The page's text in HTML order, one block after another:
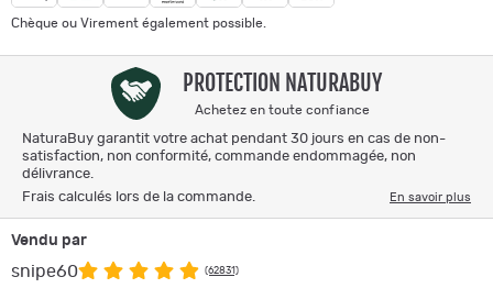
Chèque ou Virement également possible.
PROTECTION NATURABUY
Achetez en toute confiance
NaturaBuy garantit votre achat pendant 30 jours en cas de non-
satisfaction, non conformité, commande endommagée, non
délivrance.
Frais calculés lors de la commande.
En savoir plus
Vendu par
snipe60 (62831)